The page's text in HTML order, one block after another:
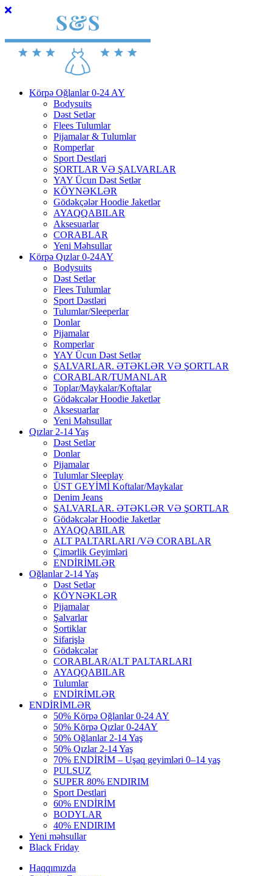
Körpə Oğlanlar 0-24 AY
Bodysuits
Dəst Setlər
Flees Tulumlar
Pijamalar & Tulumlar
Romperlar
Sport Destlari
ŞORTLAR VƏ ŞALVARLAR
YAY Ücun Dəst Setlər
KÖYNƏKLƏR
Gödəkçələr Hoodie Jaketlər
AYAQQABILAR
Aksesuarlar
CORABLAR
Yeni Məhsullar
Körpə Qızlar 0-24AY
Bodysuits
Dəst Setlər
Flees Tulumlar
Sport Dəstləri
Tulumlar/Sleeperlar
Donlar
Pijamalar
Romperlar
YAY Ücun Dəst Setlər
ŞALVARLAR. ƏTƏKLƏR VƏ ŞORTLAR
CORABLAR/TUMANLAR
Toplar/Maykalar/Koftalar
Gödəkcələr Hoodie Jaketlər
Aksesuarlar
Yeni Məhsullar
Qızlar 2-14 Yaş
Dəst Setlər
Donlar
Pijamalar
Tulumlar Sleeplay
ÜST GEYİMİ Koftalar/Maykalar
Denim Jeans
ŞALVARLAR. ƏTƏKLƏR VƏ ŞORTLAR
Gödəkcələr Hoodie Jaketlər
AYAQQABILAR
ALT PALTARLARI /VƏ CORABLAR
Çimərlik Geyimləri
ENDİRİMLƏR
Oğlanlar 2-14 Yaş
Dəst Setlər
KÖYNƏKLƏR
Pijamalar
Şalvarlar
Şortiklar
Sifarişlə
Gödəkcələr
CORABLAR/ALT PALTARLARI
AYAQQABILAR
Tulumlar
ENDİRİMLƏR
ENDİRİMLƏR
50% Körpə Oğlanlar 0-24 AY
50% Körpə Qızlar 0-24AY
50% Oğlanlar 2-14 Yaş
50% Qızlar 2-14 Yaş
70% ENDİRİM – Uşaq geyimləri 0–14 yaş
PULSUZ
SUPER 80% ENDIRIM
Sport Destlari
60% ENDİRİM
BODYLAR
40% ENDIRIM
Yeni məhsullar
Black Friday
Haqqımızda